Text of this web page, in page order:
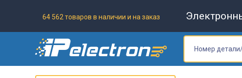
64 562 товаров в наличии и на заказ